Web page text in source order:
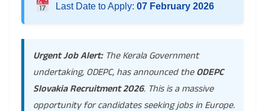
Last Date to Apply: 07 February 2026
Urgent Job Alert:The Kerala Government
undertaking, ODEPC, has announced theODEPC
Slovakia Recruitment 2026. This is a massive
opportunity for candidates seeking jobs in Europe.